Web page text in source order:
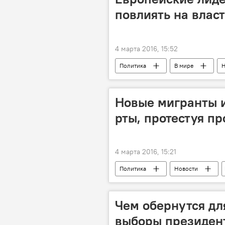
повлиять на
4 марта 2016, 15:52
Политика В мире
Италия
ФРГ Сирия
Новые мигранты
рты, протестуя
4 марта 2016, 15:21
Политика Новости
Кале
лагерь
Чем обернутся
выборы